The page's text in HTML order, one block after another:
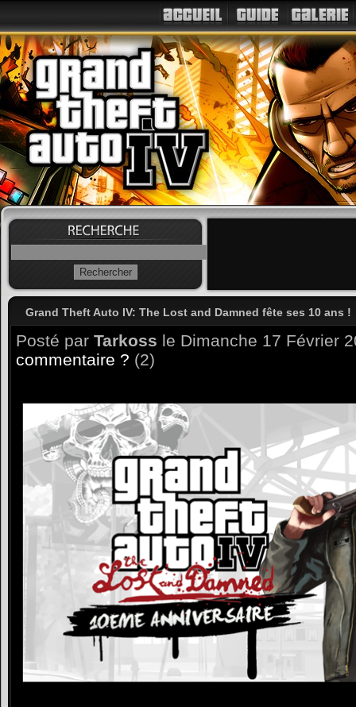
Grand Theft Auto IV: The Lost and Damned fête ses 10 ans !
Posté par Tarkoss le Dimanche 17 Février
commentaire ? (2)